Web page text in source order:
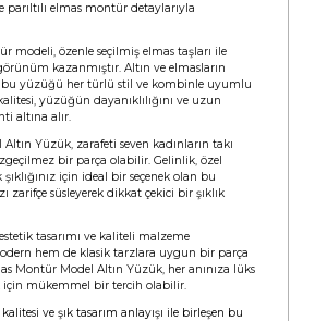
parıltılı elmas montür detaylarıyla
modeli, özenle seçilmiş elmas taşları ile
kazanmıştır. Altın ve elmasların
yüzüğü her türlü stil ve kombinle uyumlu
yüzüğün dayanıklılığını ve uzun
altına alır.
Yüzük, zarafeti seven kadınların takı
bir parça olabilir. Gelinlik, özel
için ideal bir seçenek olan bu
zarifçe süsleyerek dikkat çekici bir şıklık
tasarımı ve kaliteli malzeme
hem de klasik tarzlara uygun bir parça
Montür Model Altın Yüzük, her anınıza lüks
mükemmel bir tercih olabilir.
ve şık tasarım anlayışı ile birleşen bu